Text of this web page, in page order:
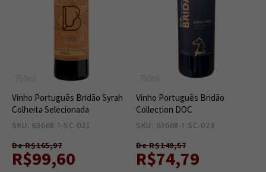
Vinho Português Bridão Syrah
Colheita Selecionada
SKU: 63668-T-SC-021
De R$165,97
R$99,60
Vinho Português Bridão
Collection DOC
SKU: 63668-T-SC-023
De R$149,57
R$74,79